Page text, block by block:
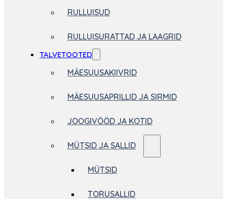
RULLUISUD
RULLUISURATTAD JA LAAGRID
TALVETOOTED
MÄESUUSAKIIVRID
MÄESUUSAPRILLID JA SIRMID
JOOGIVÖÖD JA KOTID
MÜTSID JA SALLID
MÜTSID
TORUSALLID